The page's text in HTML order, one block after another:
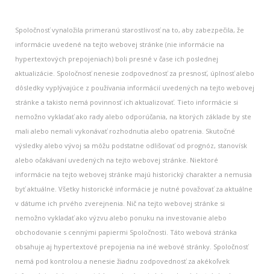
Spoločnosť vynaložila primeranú starostlivosť na to, aby zabezpečila, že
informácie uvedené na tejto webovej stránke (nie informácie na
hypertextových prepojeniach) boli presné v čase ich poslednej
aktualizácie. Spoločnosť nenesie zodpovednosť za presnosť, úplnosť alebo
dôsledky vyplývajúce z používania informácií uvedených na tejto webovej
stránke a takisto nemá povinnosť ich aktualizovať. Tieto informácie si
nemožno vykladať ako rady alebo odporúčania, na ktorých základe by ste
mali alebo nemali vykonávať rozhodnutia alebo opatrenia. Skutočné
výsledky alebo vývoj sa môžu podstatne odlišovať od prognóz, stanovísk
alebo očakávaní uvedených na tejto webovej stránke. Niektoré
informácie na tejto webovej stránke majú historický charakter a nemusia
byť aktuálne. Všetky historické informácie je nutné považovať za aktuálne
v dátume ich prvého zverejnenia. Nič na tejto webovej stránke si
nemožno vykladať ako výzvu alebo ponuku na investovanie alebo
obchodovanie s cennými papiermi Spoločnosti. Táto webová stránka
obsahuje aj hypertextové prepojenia na iné webové stránky. Spoločnosť
nemá pod kontrolou a nenesie žiadnu zodpovednosť za akékoľvek